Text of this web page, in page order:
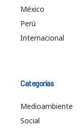
México
Perú
Internacional
Categorías
Medioambiente
Social